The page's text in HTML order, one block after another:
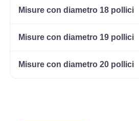
Misure con diametro 18 pollici
Misure con diametro 19 pollici
Misure con diametro 20 pollici